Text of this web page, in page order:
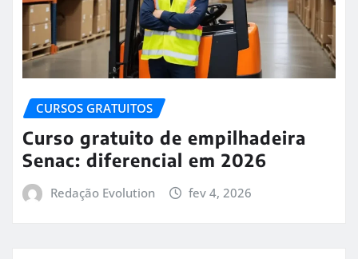
CURSOS GRATUITOS
Curso gratuito de empilhadeira
Senac: diferencial em 2026
Redação Evolution fev 4, 2026